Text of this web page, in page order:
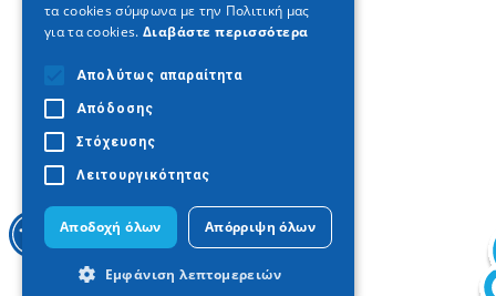
τα cookies σύμφωνα με την Πολιτική μας
για τα cookies. Διαβάστε περισσότερα
Απολύτως απαραίτητα
Απόδοσης
Στόχευσης
Λειτουργικότητας
Αποδοχή όλων Απόρριψη όλων
Εμφάνιση λεπτομερειών